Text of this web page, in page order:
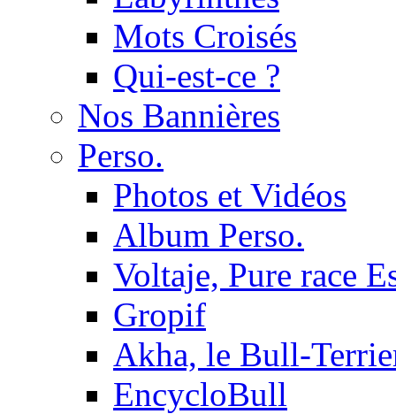
Mots Croisés
Qui-est-ce ?
Nos Bannières
Perso.
Photos et Vidéos
Album Perso.
Voltaje, Pure race
Gropif
Akha, le Bull-
EncycloBull